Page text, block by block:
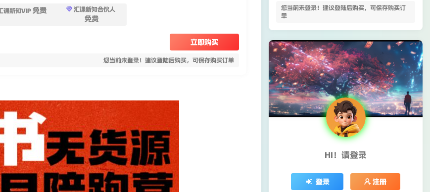
课新知VIP 免费 汇课新知合伙人
免费
立即购买
您当前未登录！建议登陆后购买，可保存购买订单
您当前未登录！建议登陆后购买，可保存购买订
单
HI！请登录
登录 注册